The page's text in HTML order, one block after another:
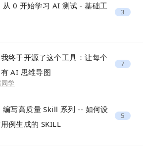
从 0 开始学习 AI 测试 - 基础工
3
终于开源了这个工具：让每个
AI 思维导图
学
7
编写高质量 Skill 系列 -- 如何设
例生成的 SKILL
5